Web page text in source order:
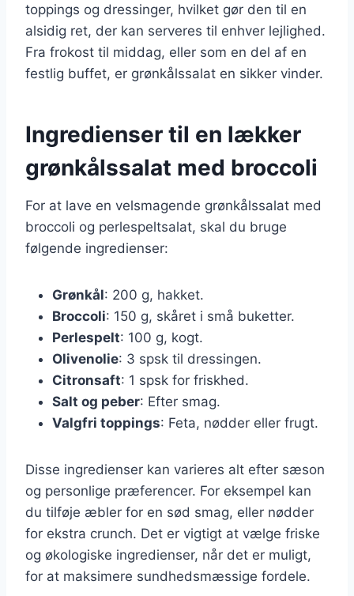
toppings og dressinger, hvilket gør den til en
alsidig ret, der kan serveres til enhver lejlighed.
Fra frokost til middag, eller som en del af en
festlig buffet, er grønkålssalat en sikker vinder.
Ingredienser til en lækker
grønkålssalat med broccoli
For at lave en velsmagende grønkålssalat med
broccoli og perlespeltsalat, skal du bruge
følgende ingredienser:
Grønkål: 200 g, hakket.
Broccoli: 150 g, skåret i små buketter.
Perlespelt: 100 g, kogt.
Olivenolie: 3 spsk til dressingen.
Citronsaft: 1 spsk for friskhed.
Salt og peber: Efter smag.
Valgfri toppings: Feta, nødder eller frugt.
Disse ingredienser kan varieres alt efter sæson
og personlige præferencer. For eksempel kan
du tilføje æbler for en sød smag, eller nødder
for ekstra crunch. Det er vigtigt at vælge friske
og økologiske ingredienser, når det er muligt,
for at maksimere sundhedsmæssige fordele.